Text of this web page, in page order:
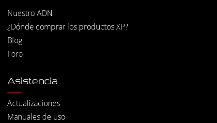
Nuestro ADN
¿Dónde comprar los productos XP?
Blog
Foro
Asistencia
Actualizaciones
Manuales de uso